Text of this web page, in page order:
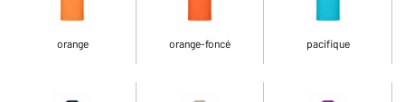
orange orange-foncé pacifique